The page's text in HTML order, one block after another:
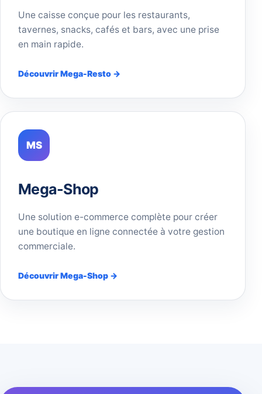
Une caisse conçue pour les restaurants,
tavernes, snacks, cafés et bars, avec une prise
en main rapide.
Découvrir Mega-Resto →
MS
Mega-Shop
Une solution e-commerce complète pour créer
une boutique en ligne connectée à votre gestion
commerciale.
Découvrir Mega-Shop →